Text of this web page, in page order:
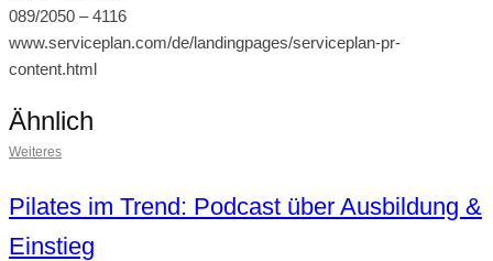
089/2050 – 4116
www.serviceplan.com/de/landingpages/serviceplan-pr-
content.html
Ähnlich
Weiteres
Pilates im Trend: Podcast über Ausbildung &
Einstieg